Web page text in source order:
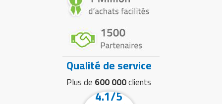
Qualité de service
Plus de 600 000clients
4.1/5